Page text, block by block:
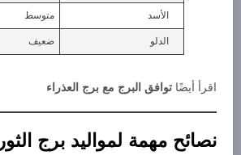
الأسد
متوسط
الدلو
ضعيف
اقرأ أيضًا توافق البرج مع برج العذراء
نصائح مهمة لمواليد برج الثور